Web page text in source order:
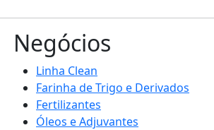
Negócios
Linha Clean
Farinha de Trigo e Derivados
Fertilizantes
Óleos e Adjuvantes